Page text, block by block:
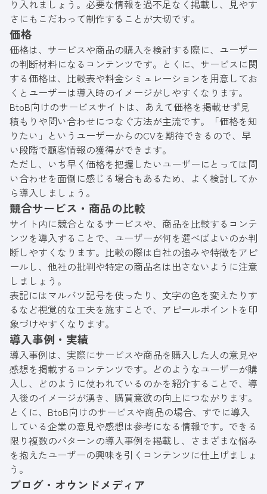
り入れましょう。必要な情報を過不足なく掲載し、見やす
さにもこだわって制作することが大切です。
価格
価格は、サービスや商品の購入を検討する際に、ユーザー
の判断材料になるコンテンツです。とくに、サービスに関
する価格は、比較表や料金シミュレーションを用意してお
くとユーザーは導入時のイメージがしやすくなります。
BtoB向けのサービスサイトは、あえて価格を掲載せず見
積もりや問い合わせにつなぐ方法が主流です。「価格を知
りたい」というユーザーからのCVを期待できるので、早
い段階で顧客情報の獲得ができます。
ただし、いち早く価格を把握したいユーザーにとっては問
い合わせを面倒に感じる場合もあるため、よく検討してか
ら導入しましょう。
競合サービス・商品の比較
サイト内に競合となるサービスや、商品を比較するコンテ
ンツを導入することで、ユーザーが何を選べばよいのか判
断しやすくなります。比較の際は自社の強みや特徴をアピ
ールし、他社の批判や特定の商品名は出さないように注意
しましょう。
表記にはマルバツ記号を使ったり、文字の色を変えたりす
るなど視覚的な工夫を施すことで、アピールポイントを印
象づけやすくなります。
導入事例・実績
導入事例は、実際にサービスや商品を購入した人の意見や
感想を掲載するコンテンツです。どのようなユーザーが購
入し、どのように使われているのかを紹介することで、導
入後のイメージが湧き、購買意欲の向上につながります。
とくに、BtoB向けのサービスや商品の場合、すでに導入
している企業の意見や感想は参考になる情報です。できる
限り複数のパターンの導入事例を掲載し、さまざまな悩み
を抱えたユーザーの興味を引くコンテンツに仕上げましょ
う。
ブログ・オウンドメディア